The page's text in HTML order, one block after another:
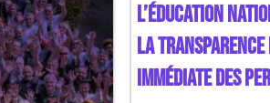
L’ÉDUCATION
LA
IMMÉDIATE DES